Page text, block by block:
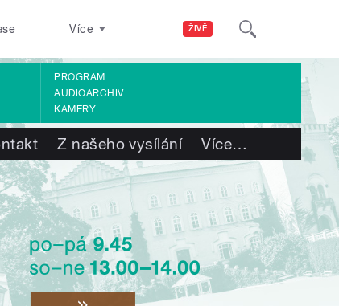
ŽIVĚ
Více
PROGRAM
AUDIOARCHIV
KAMERY
Z našeho vysílání Více…